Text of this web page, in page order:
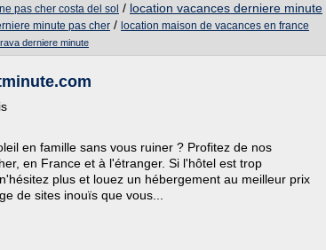
pas cher costa del sol / location vacances derniere minute
minute pas cher / location maison de vacances en france
derniere minute
en famille sans vous ruiner ? Profitez de nos
en France et à l'étranger. Si l'hôtel est trop
plus et louez un hébergement au meilleur prix
de sites inouïs que vous...